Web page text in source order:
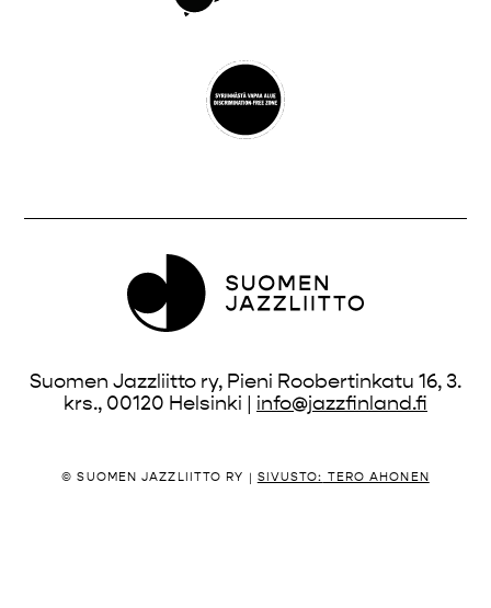
Suomen Jazzliitto ry, Pieni Roobertinkatu 16, 3.
krs., 00120 Helsinki | info@jazzfinland.fi
© SUOMEN JAZZLIITTO RY | SIVUSTO: TERO AHONEN